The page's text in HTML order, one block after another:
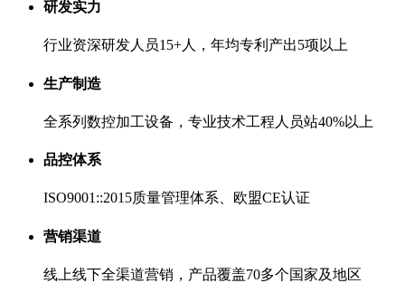
研发实力
行业资深研发人员15+人，年均专利产出5项以上
生产制造
全系列数控加工设备，专业技术工程人员站40%以上
品控体系
ISO9001::2015质量管理体系、欧盟CE认证
营销渠道
线上线下全渠道营销，产品覆盖70多个国家及地区